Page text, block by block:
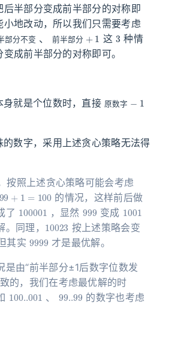
后半部分变成前半部分的对称即
小地改动，所以我们只需要考虑
部 分 变
部分
、 前 部 分
前半部分
+1
这
3
种情
成前半部分的对称即可。
身就是个位数时，直接 原 数
的数字，采用上述贪心策略无法得
按照上述贪心策略可能会考虑
+1=100
的情况，这样前后做
了
100001
，显然
999
变成
1001
同理，
10023
按上述策略会变
其实
9999
才是最优解。
是由“前半部分±1后数字位数发
的，我们在考虑最优解的时
100. .001
、
99..99
的数字也考虑